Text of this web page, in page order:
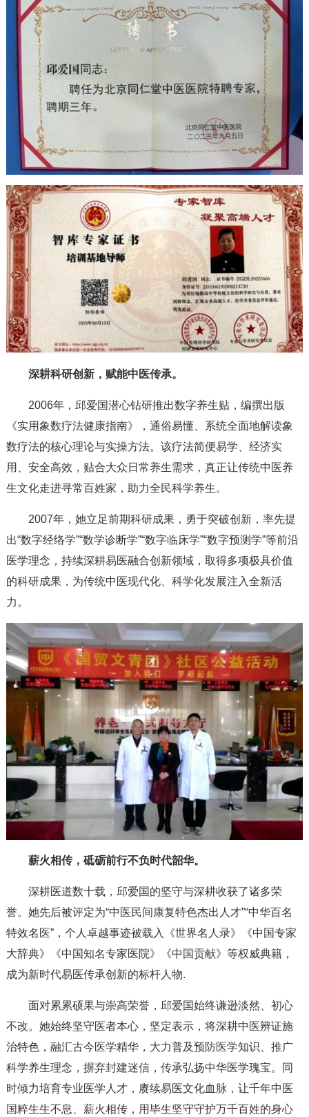
深耕科研创新，赋能中医传承。
2006年，邱爱国潜心钻研推出数字养生贴，编撰出版
《实用象数疗法健康指南》，通俗易懂、系统全面地解读象
数疗法的核心理论与实操方法。该疗法简便易学、经济实
用、安全高效，贴合大众日常养生需求，真正让传统中医养
生文化走进寻常百姓家，助力全民科学养生。
2007年，她立足前期科研成果，勇于突破创新，率先提
出“数字经络学”“数学诊断学”“数字临床学”“数字预测学”等前沿
医学理念，持续深耕易医融合创新领域，取得多项极具价值
的科研成果，为传统中医现代化、科学化发展注入全新活
力。
薪火相传，砥砺前行不负时代韶华。
深耕医道数十载，邱爱国的坚守与深耕收获了诸多荣
誉。她先后被评定为“中医民间康复特色杰出人才”“中华百名
特效名医”，个人卓越事迹被载入《世界名人录》《中国专家
大辞典》《中国知名专家医院》《中国贡献》等权威典籍，
成为新时代易医传承创新的标杆人物.
面对累累硕果与崇高荣誉，邱爱国始终谦逊淡然、初心
不改。她始终坚守医者本心，坚定表示，将深耕中医辨证施
治特色，融汇古今医学精华，大力普及预防医学知识、推广
科学养生理念，摒弃封建迷信，传承弘扬中华医学瑰宝。同
时倾力培育专业医学人才，赓续易医文化血脉，让千年中医
国粹生生不息、薪火相传，用毕生坚守守护万千百姓的身心